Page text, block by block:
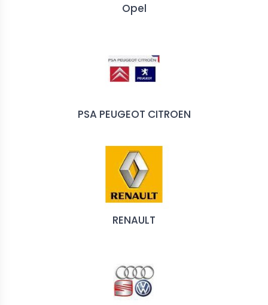
Opel
PSA PEUGEOT CITROEN
RENAULT